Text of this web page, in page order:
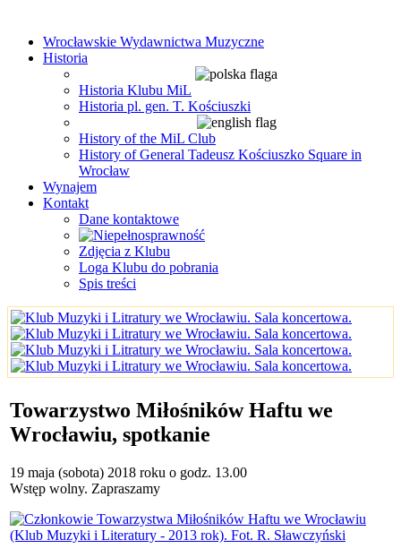
Wrocławskie Wydawnictwa Muzyczne
Historia
Historia Klubu MiL
Historia pl. gen. T. Kościuszki
History of the MiL Club
History of General Tadeusz Kościuszko Square in
Wrocław
Wynajem
Kontakt
Dane kontaktowe
Zdjęcia z Klubu
Loga Klubu do pobrania
Spis treści
Towarzystwo Miłośników Haftu we
Wrocławiu, spotkanie
19 maja (sobota) 2018 roku o godz. 13.00
Wstęp wolny. Zapraszamy